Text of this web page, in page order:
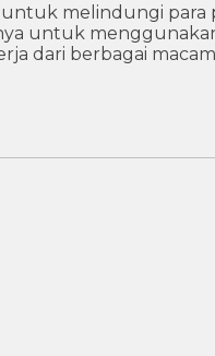
melindungi
untuk
dari berbagai